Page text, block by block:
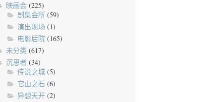
映画会(225)
剧集会所(59)
演出现场 (1)
电影后院(165)
未分类 (617)
沉思者(34)
传说之城(5)
它山之石 (6)
异想天开(2)